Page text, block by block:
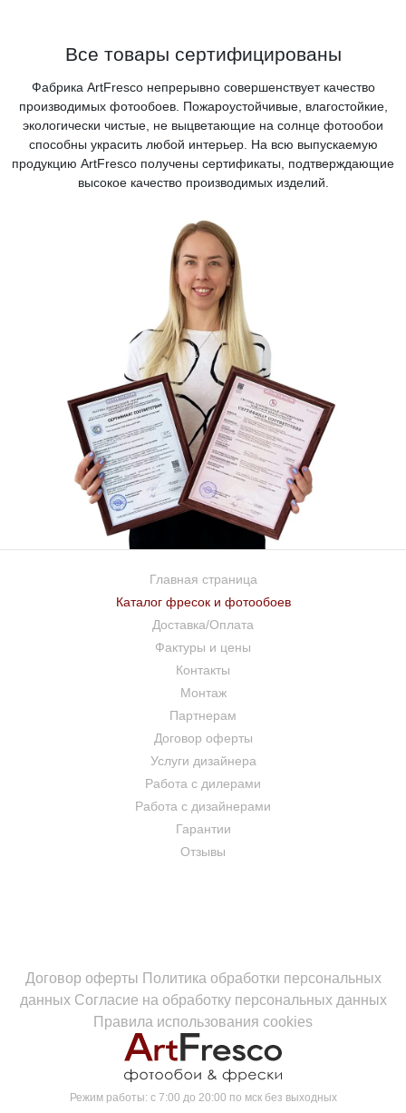
Все товары сертифицированы
Фабрика ArtFresco непрерывно совершенствует качество
производимых фотообоев. Пожароустойчивые, влагостойкие,
экологически чистые, не выцветающие на солнце фотообои
способны украсить любой интерьер. На всю выпускаемую
продукцию ArtFresco получены сертификаты, подтверждающие
высокое качество производимых изделий.
Главная страница
Каталог фресок и фотообоев
Доставка/Оплата
Фактуры и цены
Контакты
Монтаж
Партнерам
Договор оферты
Услуги дизайнера
Работа с дилерами
Работа с дизайнерами
Гарантии
Отзывы
Договор оферты Политика обработки персональных
данных Согласие на обработку персональных данных
Правила использования cookies
Режим работы: с 7:00 до 20:00 по мск без выходных